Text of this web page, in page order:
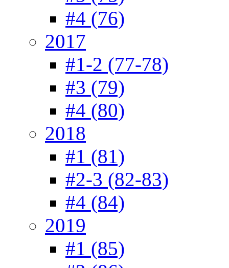
#4 (76)
2017
#1-2 (77-78)
#3 (79)
#4 (80)
2018
#1 (81)
#2-3 (82-83)
#4 (84)
2019
#1 (85)